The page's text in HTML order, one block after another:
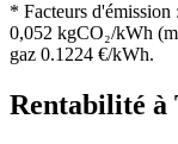
* Facteurs d'émission :
0,052 kgCO₂/kWh
gaz 0.1224 €/kWh.
Rentabilité à